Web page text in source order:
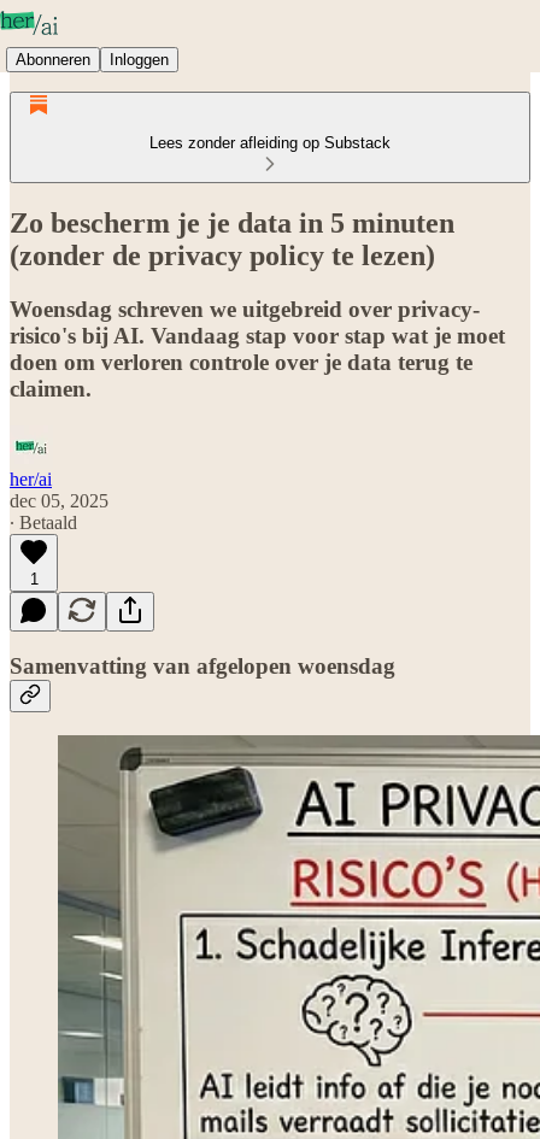
Abonneren Inloggen
Lees zonder afleiding op Substack
Zo bescherm je je data in 5 minuten
(zonder de privacy policy te lezen)
Woensdag schreven we uitgebreid over privacy-
risico's bij AI. Vandaag stap voor stap wat je moet
doen om verloren controle over je data terug te
claimen.
her/ai
dec 05, 2025
∙ Betaald
1
Samenvatting van afgelopen woensdag